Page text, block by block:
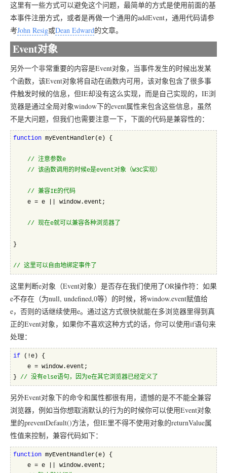
这里有一些方式可以避免这个问题，最简单的方式是使用前面的基
本事件注册方式，或者是再做一个通用的addEvent，通用代码请参
考John Resig或Dean Edward的文章。
Event对象
另外一个非常重要的内容是Event对象，当事件发生的时候出发某
个函数，该Event对象将自动在函数内可用，该对象包含了很多事
件触发时候的信息，但IE却没有这么实现，而是自己实现的，IE浏
览器是通过全局对象window下的event属性来包含这些信息，虽然
不是大问题，但我们也需要注意一下，下面的代码是兼容性的：
function myEventHandler(e) {
// 注意参数e
// 该函数调用的时候e是event对象（W3C实现）
// 兼容IE的代码
    e = e || window.event;
// 现在e就可以兼容各种浏览器了
}
// 这里可以自由地绑定事件了
这里判断e对象（Event对象）是否存在我们使用了OR操作符：如果
e不存在（为null, undefined,0等）的时候，将window.event赋值给
e，否则的话继续使用e。通过这方式很快就能在多浏览器里得到真
正的Event对象，如果你不喜欢这种方式的话，你可以使用if语句来
处理：
if (!e) {
    e = window.event;
} // 没有else语句，因为e在其它浏览器已经定义了
另外Event对象下的命令和属性都很有用，遗憾的是不不能全兼容
浏览器，例如当你想取消默认的行为的时候你可以使用Event对象
里的preventDefault()方法，但IE里不得不使用对象的returnValue属
性值来控制，兼容代码如下：
function myEventHandler(e) {
    e = e || window.event;